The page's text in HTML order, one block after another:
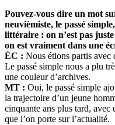
Pouvez-vous dire un mot
neuvièmiste, le passé
littéraire : on n’est pas
on est vraiment dans une
ÉC : Nous étions partis avec
Le passé simple nous a plu
une couleur d’archives.
MT : Oui, le passé simple
la trajectoire d’un jeune
cinquante ans plus tard,
que l’on porte sur l’actualité.